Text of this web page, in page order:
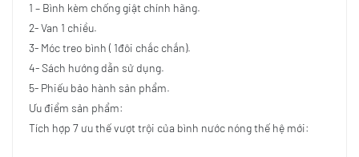
1 – Bình kèm chống giật chính hãng.
2- Van 1 chiều.
3- Móc treo bình ( 1đôi chắc chắn).
4- Sách hướng dẫn sử dụng.
5- Phiếu bảo hành sản phẩm.
Ưu điểm sản phẩm:
Tích hợp 7 ưu thế vượt trội của bình nước nóng thế hệ mới: